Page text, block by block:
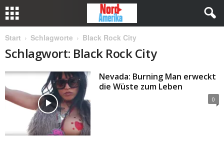
Start Schlagworte Black Rock City
Schlagwort: Black Rock City
Nevada: Burning Man erweckt
die Wüste zum Leben
0